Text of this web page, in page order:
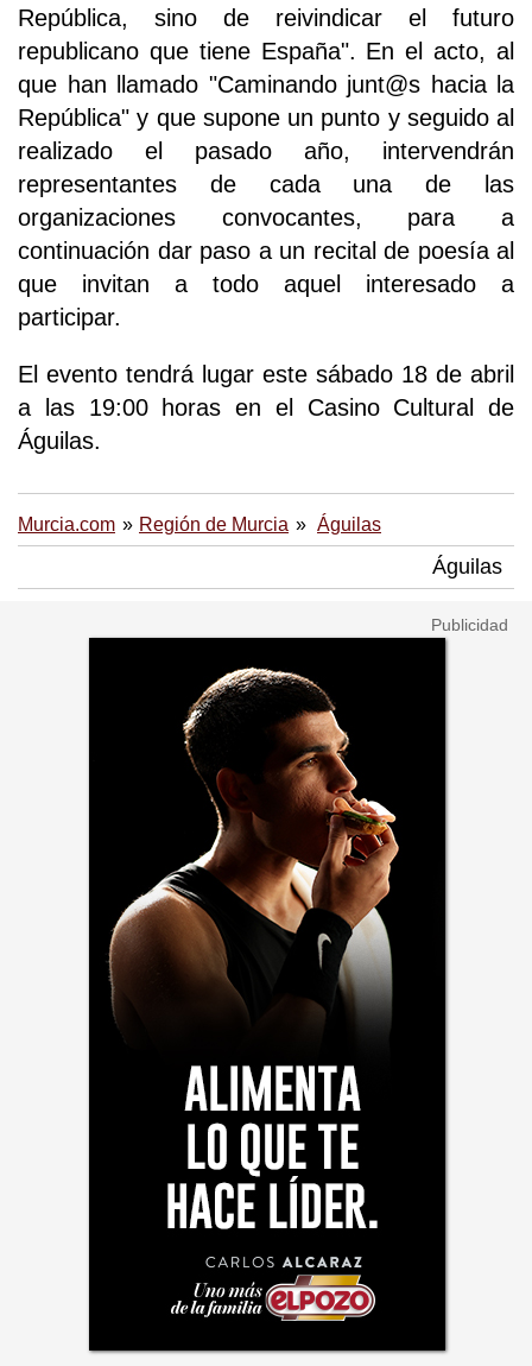
República, sino de reivindicar el futuro
republicano que tiene España". En el acto, al
que han llamado "Caminando junt@s hacia la
República" y que supone un punto y seguido al
realizado el pasado año, intervendrán
representantes de cada una de las
organizaciones convocantes, para a
continuación dar paso a un recital de poesía al
que invitan a todo aquel interesado a
participar.
El evento tendrá lugar este sábado 18 de abril
a las 19:00 horas en el Casino Cultural de
Águilas.
Murcia.com Región de Murcia Águilas
Águilas